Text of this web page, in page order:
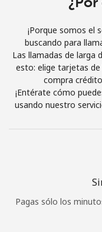
¡Porque somos el
buscando para
Las llamadas de larga
esto: elige tarjetas de
compra
¡Entérate cómo
usando nuestro
Pagas sólo los